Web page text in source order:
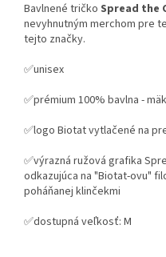
Bavlnené tričko Spread the
nevyhnutným merchom pre
tejto značky.
✅unisex
✅prémium 100% bavlna -
✅logo Biotat vytlačené na
✅výrazná ružová grafika
odkazujúca na "Biotat-ovu"
poháňanej klinčekmi
✅dostupná veľkosť: M